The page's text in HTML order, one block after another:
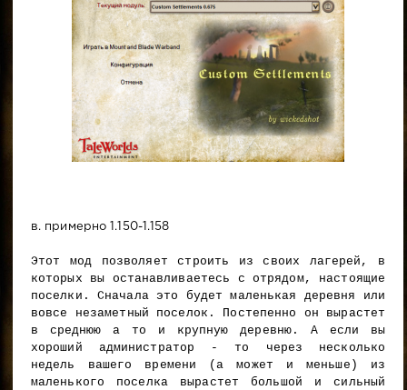
в. примерно 1.150-1.158
Этот мод позволяет строить из своих лагерей, в
которых вы останавливаетесь с отрядом, настоящие
поселки. Сначала это будет маленькая деревня или
вовсе незаметный поселок. Постепенно он вырастет
в среднюю а то и крупную деревню. А если вы
хороший администратор - то через несколько
недель вашего времени (а может и меньше) из
маленького поселка вырастет большой и сильный